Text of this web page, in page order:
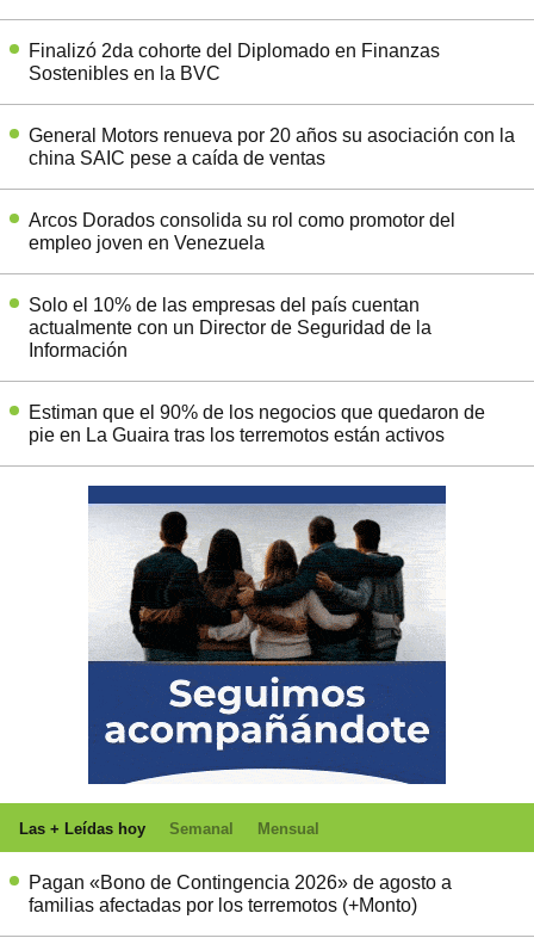
Finalizó 2da cohorte del Diplomado en Finanzas
Sostenibles en la BVC
General Motors renueva por 20 años su asociación con la
china SAIC pese a caída de ventas
Arcos Dorados consolida su rol como promotor del
empleo joven en Venezuela
Solo el 10% de las empresas del país cuentan
actualmente con un Director de Seguridad de la
Información
Estiman que el 90% de los negocios que quedaron de
pie en La Guaira tras los terremotos están activos
Las + Leídas hoy Semanal Mensual
Pagan «Bono de Contingencia 2026» de agosto a
familias afectadas por los terremotos (+Monto)